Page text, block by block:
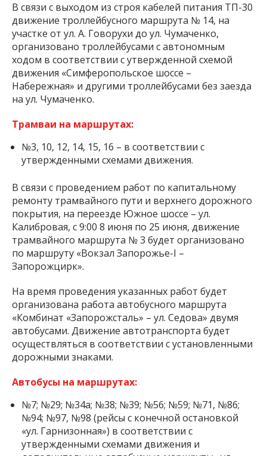
В связи с выходом из строя кабелей питания ТП-30
движение троллейбусного маршрута № 14, на
участке от ул. А. Говорухи до ул. Чумаченко,
организовано троллейбусами с автономным
ходом в соответствии с утвержденной схемой
движения «Симферопольское шоссе –
Набережная» и другими троллейбусами без заезда
на ул. Чумаченко.
Трамваи на маршрутах:
№3, 10, 12, 14, 15, 16 – в соответствии с
утвержденными схемами движения.
В связи с проведением работ по капитальному
ремонту трамвайного пути и верхнего дорожного
покрытия, на переезде Южное шоссе – ул.
Калибровая, с 9:00 8 июня по 25 июня, движение
трамвайного маршрута № 3 будет организовано
по маршруту «Вокзал Запорожье-I –
Запорожцирк».
На время проведения указанных работ будет
организована работа автобусного маршрута
«Комбинат «Запорожсталь» – ул. Седова» двумя
автобусами. Движение автотранспорта будет
осуществляться в соответствии с установленными
дорожными знаками.
Автобусы на маршрутах:
№7; №29; №34а; №38; №39; №56; №59; №71, №86;
№94; №97, №98 (рейсы с конечной остановкой
«ул. Гарнизонная») в соответствии с
утвержденными схемами движения и